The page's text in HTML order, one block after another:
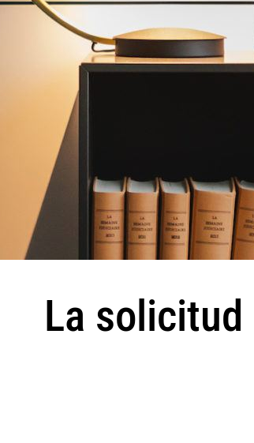
La solicitud